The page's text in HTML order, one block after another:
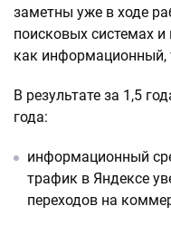
заметны уже в ходе
поисковых системах и
как информационный,
В результате за 1,5
года:
информационный
трафик в Яндексе
переходов на